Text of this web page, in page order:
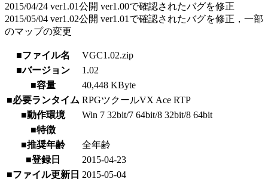
2015/04/24 ver1.01公開 ver1.00で確認されたバグを修正
2015/05/04 ver1.02公開 ver1.01で確認されたバグを修正，一部
のマップの変更
■ファイル名
VGC1.02.zip
■バージョン
1.02
■容量
40,448 KByte
■必要ランタイム RPGツクールVX Ace RTP
■動作環境
Win 7 32bit/7 64bit/8 32bit/8 64bit
■特徴
■推奨年齢
全年齢
■登録日
2015-04-23
■ファイル更新日 2015-05-04